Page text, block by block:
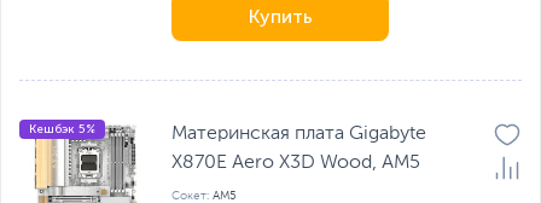
Купить
Кешбэк 5%
Материнская плата Gigabyte
X870E Aero X3D Wood, AM5
Сокет: AM5